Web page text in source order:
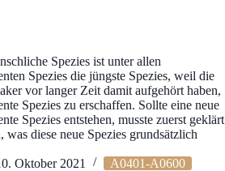
Spezies ist unter allen
Spezies die jüngste Spezies, weil die
vor langer Zeit damit aufgehört haben,
Spezies zu erschaffen. Sollte eine neue
Spezies entstehen, musste zuerst geklärt
was diese neue Spezies grundsätzlich
Oktober 2021
A0401-A0600